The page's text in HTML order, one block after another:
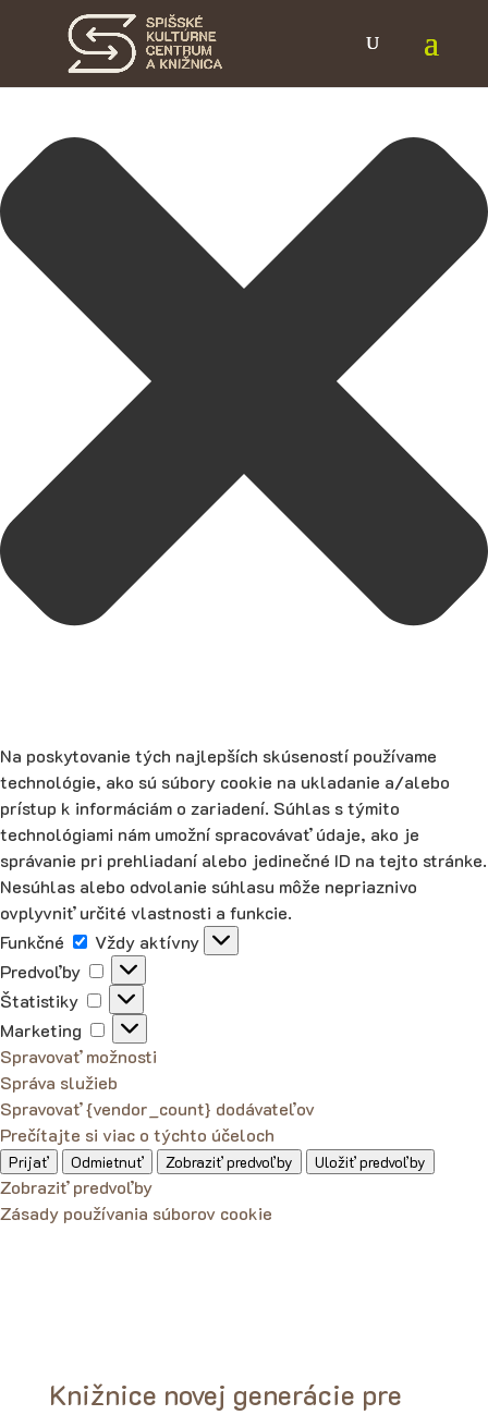
Spravovať Súhlas
Na poskytovanie tých najlepších skúseností používame
technológie, ako sú súbory cookie na ukladanie a/alebo
prístup k informáciám o zariadení. Súhlas s týmito
technológiami nám umožní spracovávať údaje, ako je
správanie pri prehliadaní alebo jedinečné ID na tejto stránke.
Nesúhlas alebo odvolanie súhlasu môže nepriaznivo
ovplyvniť určité vlastnosti a funkcie.
Funkčné
Funkčné
Vždy aktívny
Predvoľby
Predvoľby
Štatistiky
Štatistiky
Marketing
Marketing
Spravovať možnosti
Správa služieb
Spravovať {vendor_count} dodávateľov
Prečítajte si viac o týchto účeloch
Prijať Odmietnuť Zobraziť predvoľby Uložiť predvoľby
Zobraziť predvoľby
Zásady používania súborov cookie
Knižnice novej generácie pre